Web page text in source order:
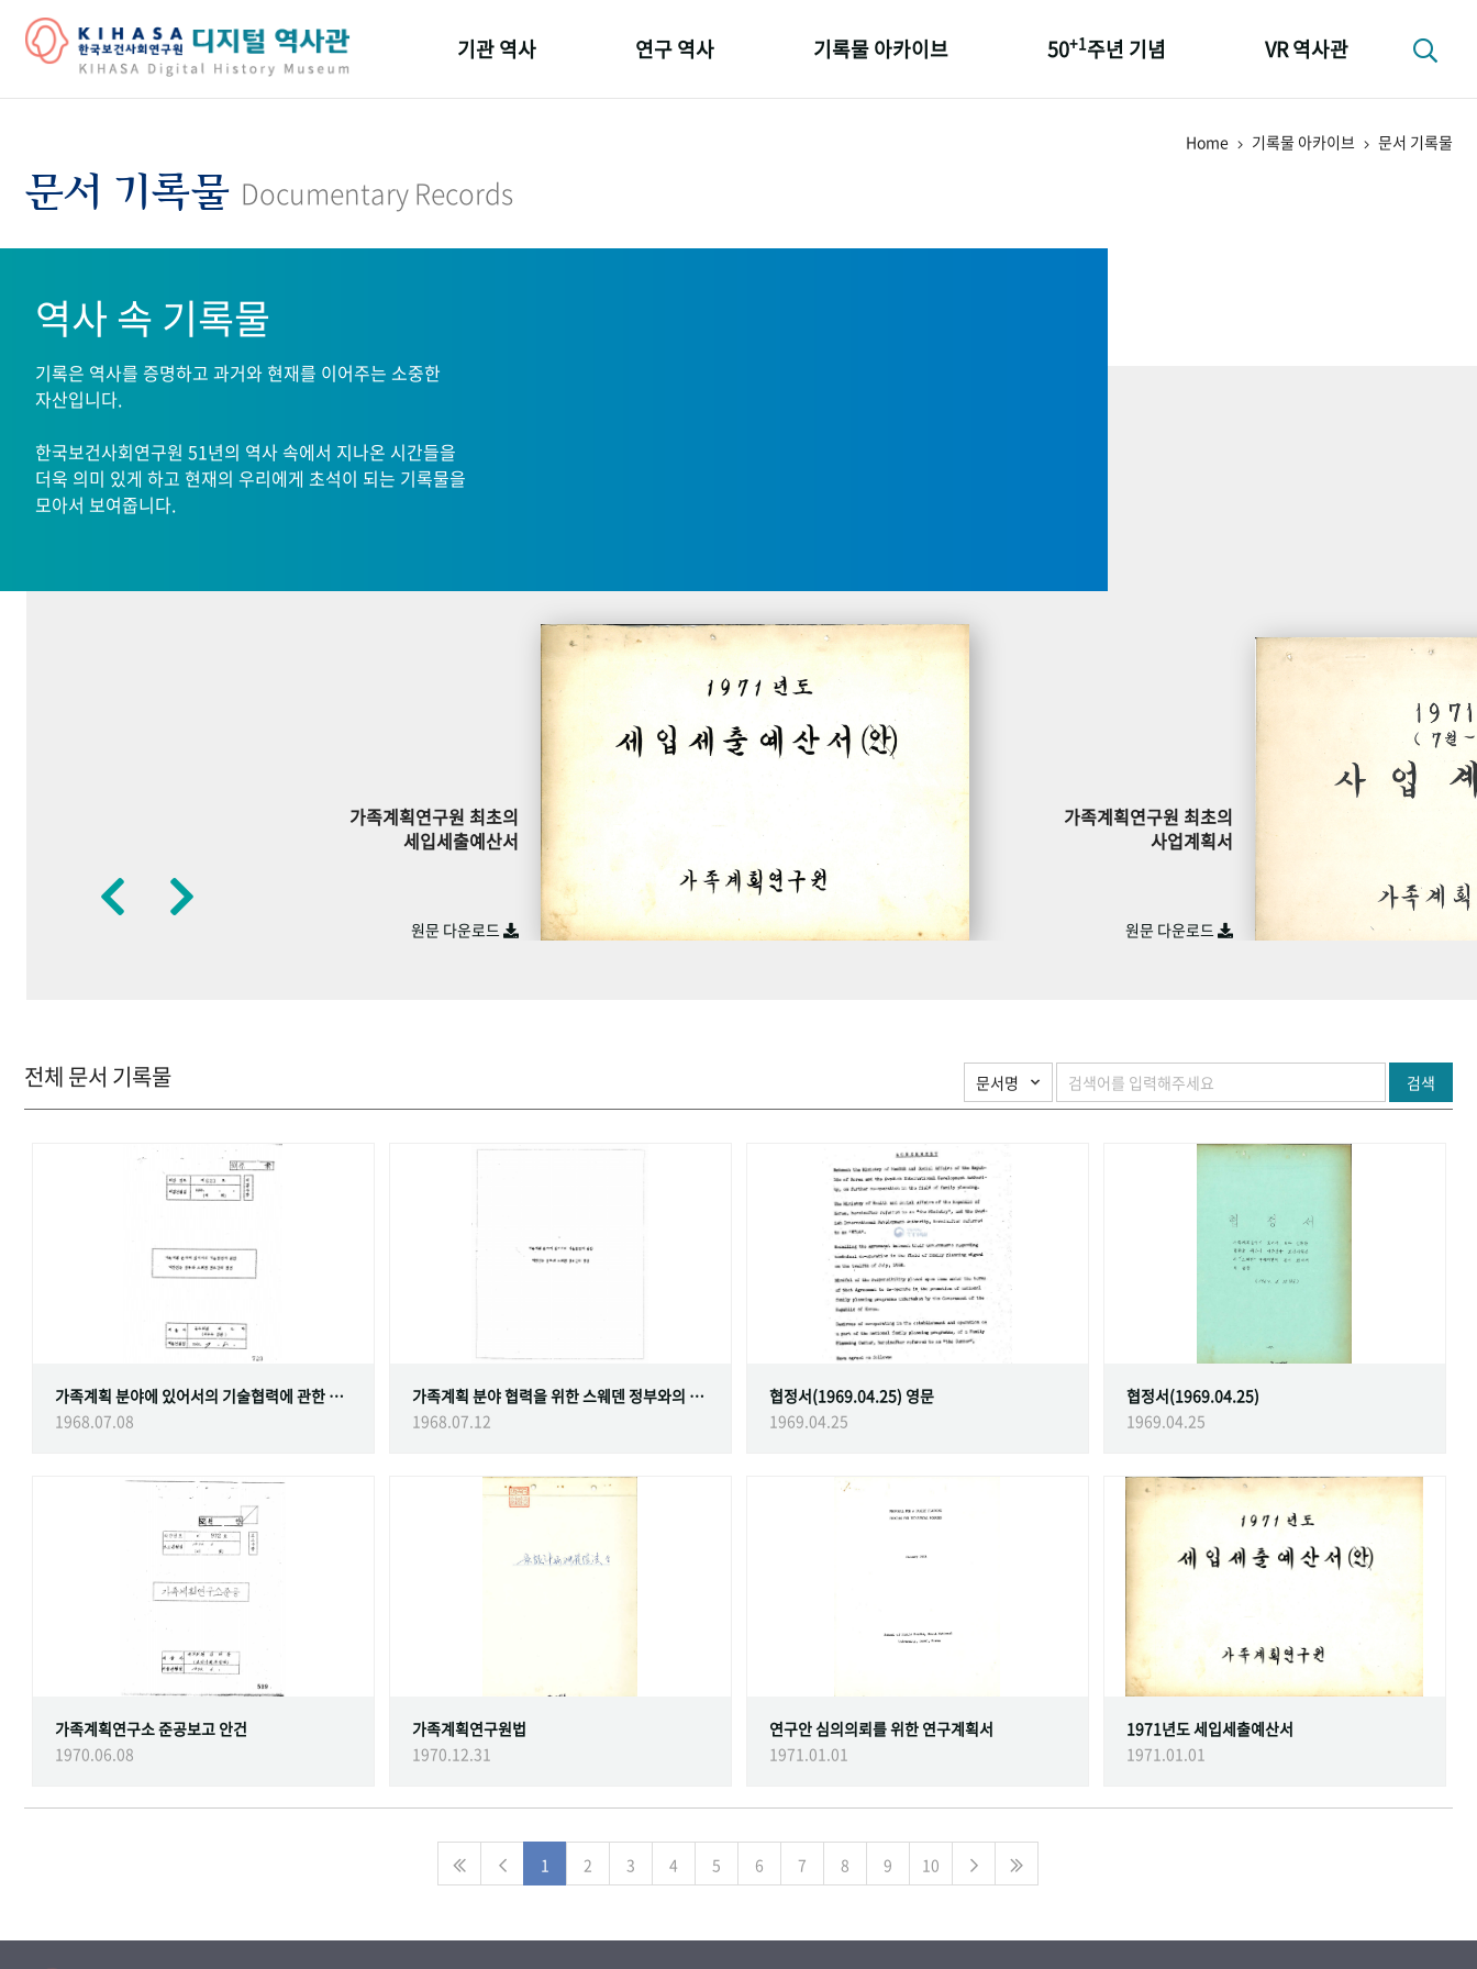
기관 역사
기관 변천사
연구 역사 기록물 아카이브 50+1주년 기념 VR 역사관
Home 기록물 아카이브 문서 기록물
문서 기록물 Documentary Records
역사 속 기록물
기록은 역사를 증명하고 과거와 현재를 이어주는 소중한
자산입니다.
한국보건사회연구원 51년의 역사 속에서 지나온 시간들을
더욱 의미 있게 하고 현재의 우리에게 초석이 되는 기록물을
모아서 보여줍니다.
가족계획연구원 최초의
세입세출예산서
원문 다운로드
가족계획연구원 최초의
사업계획서
원문 다운로드
전체 문서 기록물 검색
가족계획 분야에 있어서의 기술협력에 관한 대한민국정부와 스웨덴 정부간의 협정
1968.07.08
가족계획 분야 협력을 위한 스웨덴 정부와의 협정
1968.07.12
협정서(1969.04.25) 영문
1969.04.25
협정서(1969.04.25)
1969.04.25
가족계획연구소 준공보고 안건
1970.06.08
가족계획연구원법
1970.12.31
연구안 심의의뢰를 위한 연구계획서
1971.01.01
1971년도 세입세출예산서
1971.01.01
1 2 3 4 5 6 7 8 9 10